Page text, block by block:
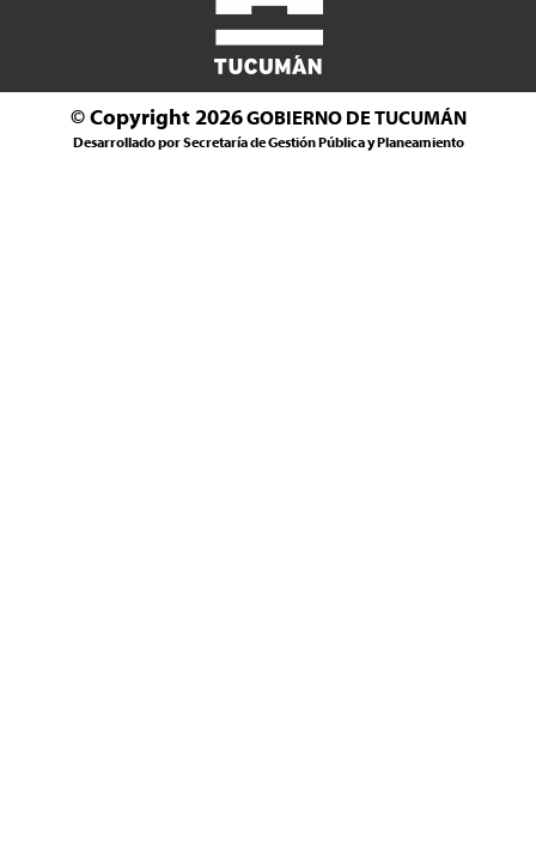
© Copyright 2026GOBIERNO DE TUCUMÁN
Desarrollado por Secretaría de Gestión Pública y Planeamiento